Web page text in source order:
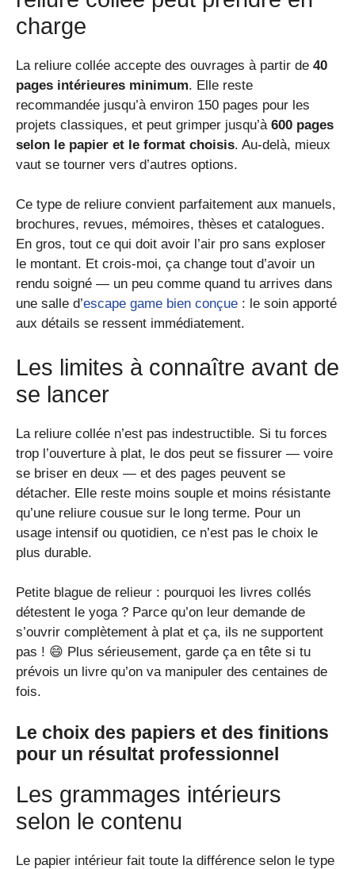
charge
La reliure collée accepte des ouvrages à partir de 40
pages intérieures minimum. Elle reste
recommandée jusqu’à environ 150 pages pour les
projets classiques, et peut grimper jusqu’à 600 pages
selon le papier et le format choisis. Au-delà, mieux
vaut se tourner vers d’autres options.
Ce type de reliure convient parfaitement aux manuels,
brochures, revues, mémoires, thèses et catalogues.
En gros, tout ce qui doit avoir l’air pro sans exploser
le montant. Et crois-moi, ça change tout d’avoir un
rendu soigné — un peu comme quand tu arrives dans
une salle d’escape game bien conçue : le soin apporté
aux détails se ressent immédiatement.
Les limites à connaître avant de
se lancer
La reliure collée n’est pas indestructible. Si tu forces
trop l’ouverture à plat, le dos peut se fissurer — voire
se briser en deux — et des pages peuvent se
détacher. Elle reste moins souple et moins résistante
qu’une reliure cousue sur le long terme. Pour un
usage intensif ou quotidien, ce n’est pas le choix le
plus durable.
Petite blague de relieur : pourquoi les livres collés
détestent le yoga ? Parce qu’on leur demande de
s’ouvrir complètement à plat et ça, ils ne supportent
pas ! 😄 Plus sérieusement, garde ça en tête si tu
prévois un livre qu’on va manipuler des centaines de
fois.
Le choix des papiers et des finitions
pour un résultat professionnel
Les grammages intérieurs
selon le contenu
Le papier intérieur fait toute la différence selon le type